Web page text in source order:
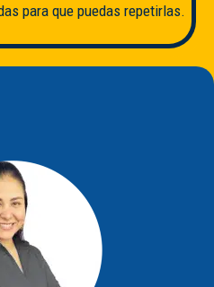
para que puedas repetirlas.